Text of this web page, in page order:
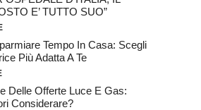
E’ TUTTO SUO”
Tempo In Casa: Scegli
Più Adatta A Te
Delle Offerte Luce E Gas:
Considerare?